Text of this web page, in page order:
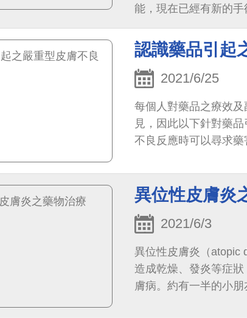
能，現在已經有新的
認識藥品引起
2021/6/25
每個人對藥品之療效
見，因此以下針對藥
不良反應時可以尋求
異位性皮膚炎
2021/6/3
異位性皮膚炎（atopic
造成乾燥、發炎等症
膚病。約有一半的小